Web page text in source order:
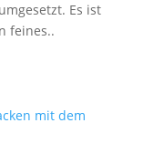
Es ist
feines..